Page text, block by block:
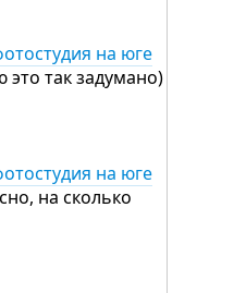
на юге
это так задумано)
на юге
на сколько